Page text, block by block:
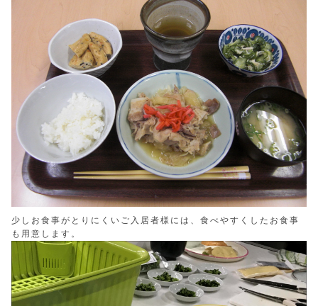
少しお食事がとりにくいご入居者様には、食べやすくしたお食事
も用意します。